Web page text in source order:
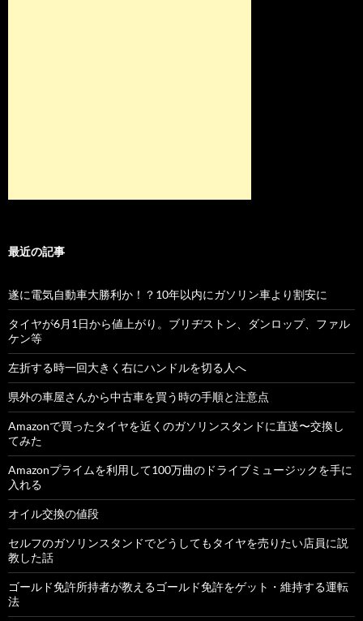
最近の記事
遂に電気自動車大勝利か！？10年以内にガソリン車より割安に
タイヤが6月1日から値上がり。ブリヂストン、ダンロップ、ファル
ケン等
左折する時一回大きく右にハンドルを切る人へ
県外の車屋さんから中古車を買う時の手順と注意点
Amazonで買ったタイヤを近くのガソリンスタンドに直送〜交換し
てみた
Amazonプライムを利用して100万曲のドライブミュージックを手に
入れる
オイル交換の値段
セルフのガソリンスタンドでどうしてもタイヤを売りたい店員に説
教した話
ゴールド免許所持者が教えるゴールド免許をゲット・維持する運転
法